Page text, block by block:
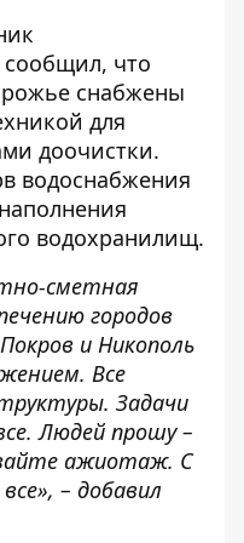
что
снабжены
для
доочистки.
водоснабжения
водохранилищ.
сметная
городов
и Никополь
Все
Задачи
Людей прошу –
ажиотаж. С
– добавил